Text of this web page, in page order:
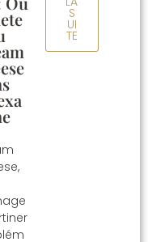
S
UI
TE